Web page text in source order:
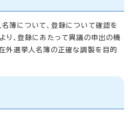
簿について、登録について確認を
り、登録にあたって異議の申出の機
外選挙人名簿の正確な調製を目的